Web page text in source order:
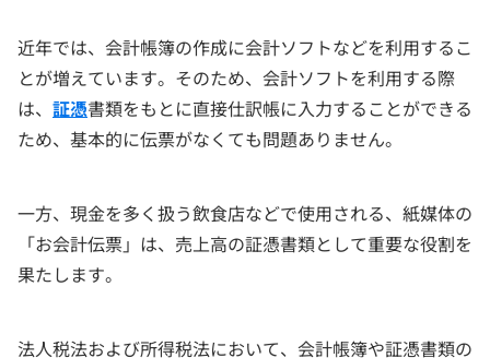
近年では、会計帳簿の作成に会計ソフトなどを利用するこ
とが増えています。そのため、会計ソフトを利用する際
は、 証憑書類をもとに直接仕訳帳に入力することができる
ため、基本的に伝票がなくても問題ありません。
一方、現金を多く扱う飲食店などで使用される、紙媒体の
「お会計伝票」は、売上高の証憑書類として重要な役割を
果たします。
法人税法および所得税法において、会計帳簿や証憑書類の